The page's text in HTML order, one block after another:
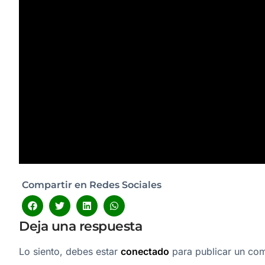
Compartir en Redes Sociales
Deja una respuesta
Lo siento, debes estar conectado para publicar un